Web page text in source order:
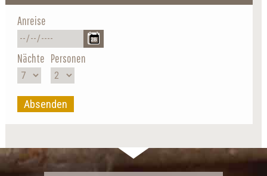
Anreise
Nächte Personen
Absenden